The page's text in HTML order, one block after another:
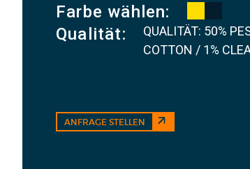
Farbe wählen:
Qualität:
QUALITÄT: 50%
COTTON / 1%
ANFRAGE STELLEN